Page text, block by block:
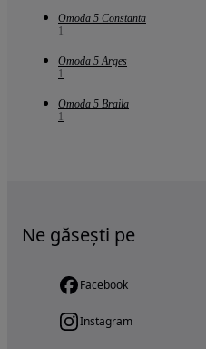
Omoda 5 Constanta
1
Omoda 5 Arges
1
Omoda 5 Braila
1
Ne găsești pe
Facebook
Instagram